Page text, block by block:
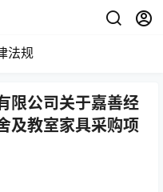
法规
限公司关于嘉善经
及教室家具采购项